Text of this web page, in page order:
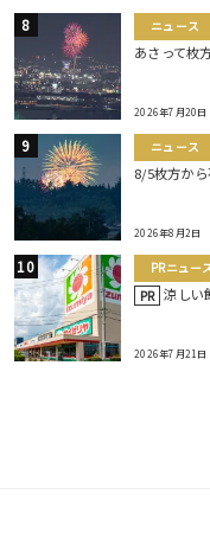
ニュース
あさって枚
2026年7月20日
ニュース
8/5枚方か
2026年8月2日
PRニュー
PR 涼しい
2026年7月21日